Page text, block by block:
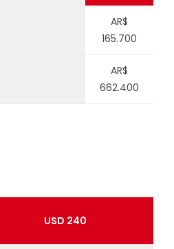
AR$
165.700
AR$
662.400
USD 240